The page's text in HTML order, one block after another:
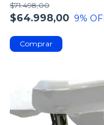
$64.998,00
$71.498,00
9%